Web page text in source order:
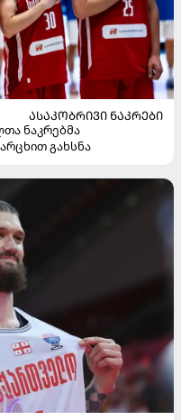
ᲐᲡᲐᲙᲝᲑᲠᲘᲕᲘ ᲜᲐᲙᲠᲔᲑᲘ
ნაკრებმა
გახსნა